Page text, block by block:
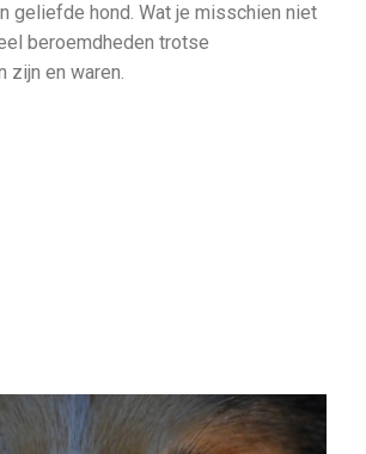
geliefde hond. Wat je misschien niet
beroemdheden trotse
zijn en waren.